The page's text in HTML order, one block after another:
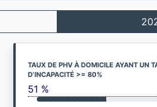
TAUX DE PHV À DOMICILE AYANT UN
D’INCAPACITÉ >= 80%
51 %